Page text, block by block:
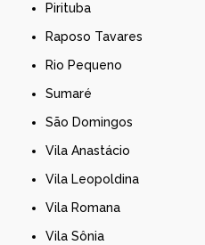
Pirituba
Raposo Tavares
Rio Pequeno
Sumaré
São Domingos
Vila Anastácio
Vila Leopoldina
Vila Romana
Vila Sônia